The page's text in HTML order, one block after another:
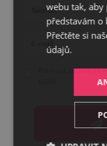
Potvrzuji, že jsem se
webu tak,
představám o
Přečtěte si
údajů.